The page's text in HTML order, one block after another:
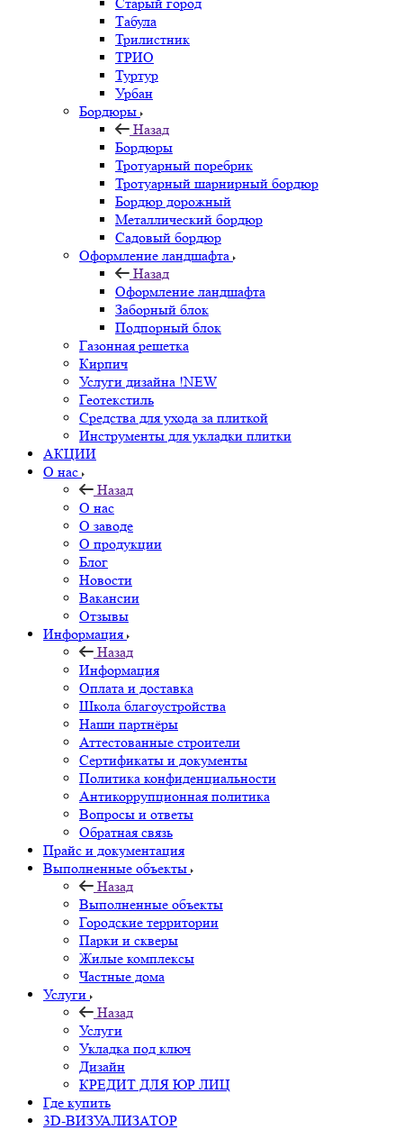
Табула
Трилистник
ТРИО
Туртур
Урбан
Бордюры
Назад
Бордюры
Тротуарный поребрик
Тротуарный шарнирный бордюр
Бордюр дорожный
Металлический бордюр
Садовый бордюр
Оформление ландшафта
Назад
Оформление ландшафта
Заборный блок
Подпорный блок
Газонная решетка
Кирпич
Услуги дизайна !NEW
Геотекстиль
Средства для ухода за плиткой
Инструменты для укладки плитки
АКЦИИ
О нас
Назад
О нас
О заводе
О продукции
Блог
Новости
Вакансии
Отзывы
Информация
Назад
Информация
Оплата и доставка
Школа благоустройства
Наши партнёры
Аттестованные строители
Сертификаты и документы
Политика конфиденциальности
Антикоррупционная политика
Вопросы и ответы
Обратная связь
Прайс и документация
Выполненные объекты
Назад
Выполненные объекты
Городские территории
Парки и скверы
Жилые комплексы
Частные дома
Услуги
Назад
Услуги
Укладка под ключ
Дизайн
КРЕДИТ ДЛЯ ЮР ЛИЦ
Где купить
3D-ВИЗУАЛИЗАТОР